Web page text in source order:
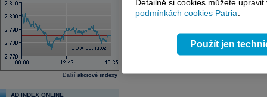
Další akciové indexy
AD INDEX ONLINE
Detailně si cookies můžete
podmínkách cookies Patria.
Použít jen